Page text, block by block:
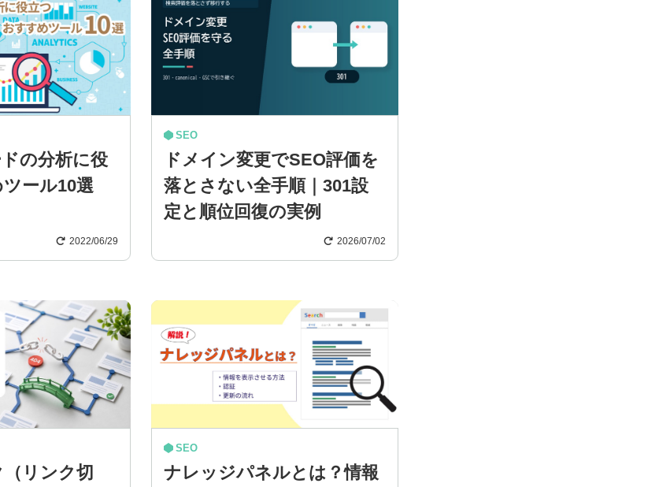
の分析に役
ール10選
2022/06/29
SEO
ドメイン変更でSEO評価を
落とさない全手順｜301設
定と順位回復の実例
2026/07/02
リンク切
SEO
ナレッジパネルとは？情報